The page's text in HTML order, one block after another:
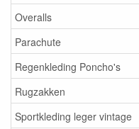
Overalls
Parachute
Regenkleding Poncho's
Rugzakken
Sportkleding leger vintage